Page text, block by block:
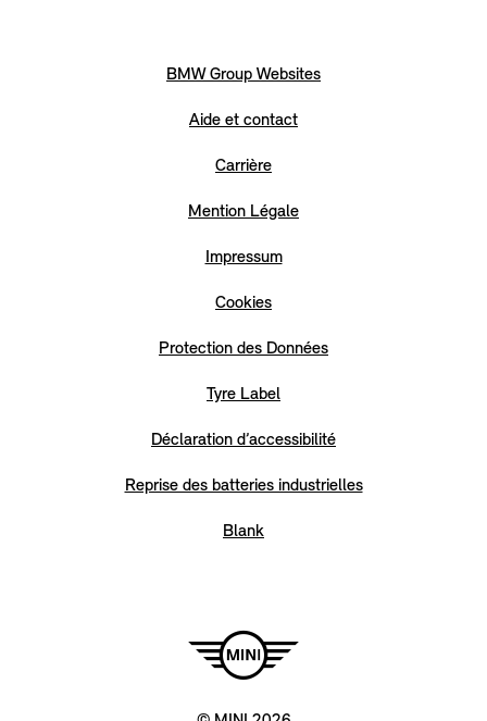
BMW Group Websites
Aide et contact
Carrière
Mention Légale
Impressum
Cookies
Protection des Données
Tyre Label
Déclaration d’accessibilité
Reprise des batteries industrielles
Blank